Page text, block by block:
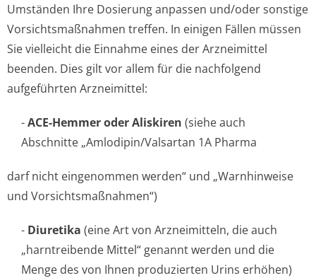
Umständen Ihre Dosierung anpassen und/oder sonstige
Vorsichtsmaßnahmen treffen. In einigen Fällen müssen
Sie vielleicht die Einnahme eines der Arzneimittel
beenden. Dies gilt vor allem für die nachfolgend
aufgeführten Arzneimittel:
-ACE-Hemmer oder Aliskiren (siehe auch
Abschnitte „Amlodipin/Val­sartan 1A Pharma
darf nicht eingenommen werden“ und „Warnhinweise
und Vorsichtsmaßnah­men“)
- Diuretika (eine Art von Arzneimitteln, die auch
„harntreibende Mittel“ genannt werden und die
Menge des von Ihnen produzierten Urins erhöhen)